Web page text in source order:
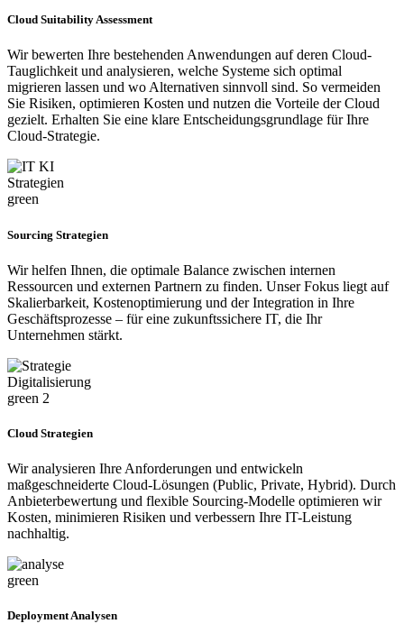
Cloud Suitability Assessment
Wir bewerten Ihre bestehenden Anwendungen auf deren Cloud-
Tauglichkeit und analysieren, welche Systeme sich optimal
migrieren lassen und wo Alternativen sinnvoll sind. So vermeiden
Sie Risiken, optimieren Kosten und nutzen die Vorteile der Cloud
gezielt. Erhalten Sie eine klare Entscheidungsgrundlage für Ihre
Cloud-Strategie.
Sourcing Strategien
Wir helfen Ihnen, die optimale Balance zwischen internen
Ressourcen und externen Partnern zu finden. Unser Fokus liegt auf
Skalierbarkeit, Kostenoptimierung und der Integration in Ihre
Geschäftsprozesse – für eine zukunftssichere IT, die Ihr
Unternehmen stärkt.
Cloud Strategien
Wir analysieren Ihre Anforderungen und entwickeln
maßgeschneiderte Cloud-Lösungen (Public, Private, Hybrid). Durch
Anbieterbewertung und flexible Sourcing-Modelle optimieren wir
Kosten, minimieren Risiken und verbessern Ihre IT-Leistung
nachhaltig.
Deployment Analysen